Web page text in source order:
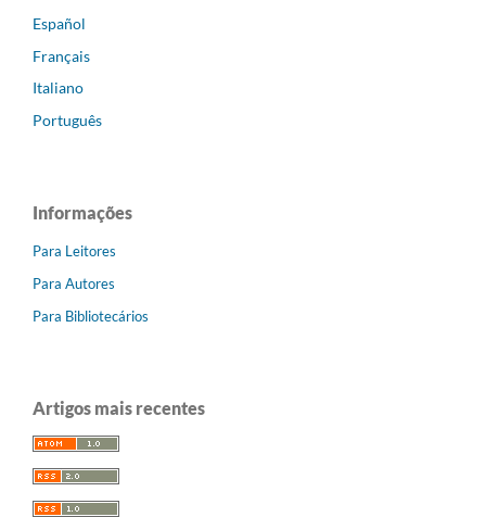
Español
Français
Italiano
Português
Informações
Para Leitores
Para Autores
Para Bibliotecários
Artigos mais recentes